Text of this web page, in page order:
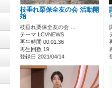
枝垂れ栗保全友の会 活動開
始
枝垂れ栗保全友の会 …
テーマ LCVNEWS
再生時間 00:01:36
再生回数 19
登録日 2021/04/14